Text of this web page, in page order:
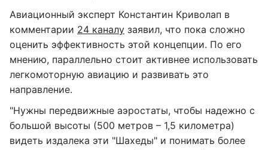
Авиационный эксперт Константин Криволап в
комментарии 24 каналу заявил, что пока сложно
оценить эффективность этой концепции. По его
мнению, параллельно стоит активнее использовать
легкомоторную авиацию и развивать это
направление.
"Нужны передвижные аэростаты, чтобы надежно с
большой высоты (500 метров – 1,5 километра)
видеть издалека эти "Шахеды" и понимать более